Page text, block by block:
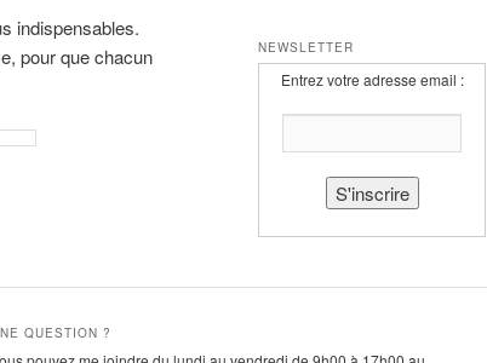
indispensables.
pour que chacun
NEWSLETTER
Entrez votre adresse email :
QUESTION ?